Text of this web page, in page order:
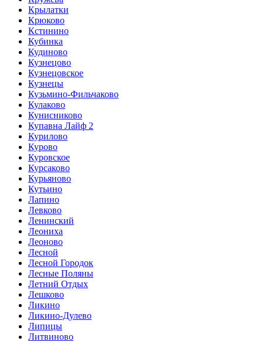
Крылатки
Крюково
Кстинино
Кубинка
Кудиново
Кузнецово
Кузнецовское
Кузнецы
Кузьмино-Фильчаково
Кулаково
Кунисниково
Купавна Лайф 2
Курилово
Курово
Куровское
Курсаково
Курьяново
Кутьино
Лапино
Левково
Ленинский
Леониха
Леоново
Лесной
Лесной Городок
Лесные Поляны
Летний Отдых
Лешково
Ликино
Ликино-Дулево
Липицы
Литвиново